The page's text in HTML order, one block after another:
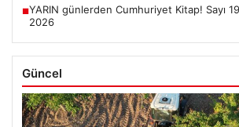
■YARIN günlerden Cumhuriyet Kitap! Sayı
2026
Güncel